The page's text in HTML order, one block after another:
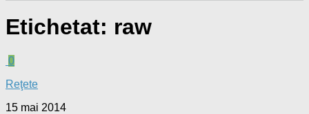
Etichetat: raw
0
Reţete
15 mai 2014